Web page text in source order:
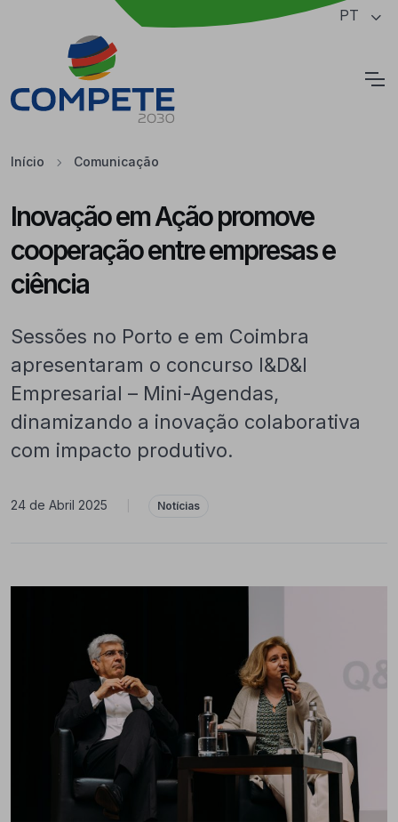
Saltar para o conteúdo principal da página PT
Início Comunicação
Inovação em Ação promove
cooperação entre empresas e
ciência
Sessões no Porto e em Coimbra
apresentaram o concurso I&D&I
Empresarial – Mini-Agendas,
dinamizando a inovação colaborativa
com impacto produtivo.
24 de Abril 2025 Notícias